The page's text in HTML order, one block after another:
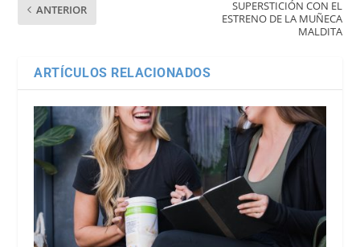
ANTERIOR
SUPERSTICIÓN CON EL
ESTRENO DE LA MUÑECA
MALDITA
ARTÍCULOS RELACIONADOS